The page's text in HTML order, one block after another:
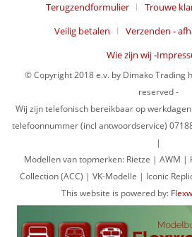
Terugzendformulier
Trouwe
Veilig betalen
Verzenden -
Wie zijn wij -
© Copyright 2018 e.v. by Dimako Trading
reserved -
Wij zijn telefonisch bereikbaar op
telefoonnummer (incl antwoordservice)
|
Modellen van topmerken: Rietze | AWM
Collection (ACC) | VK-Modelle | Iconic
This website is powered by: